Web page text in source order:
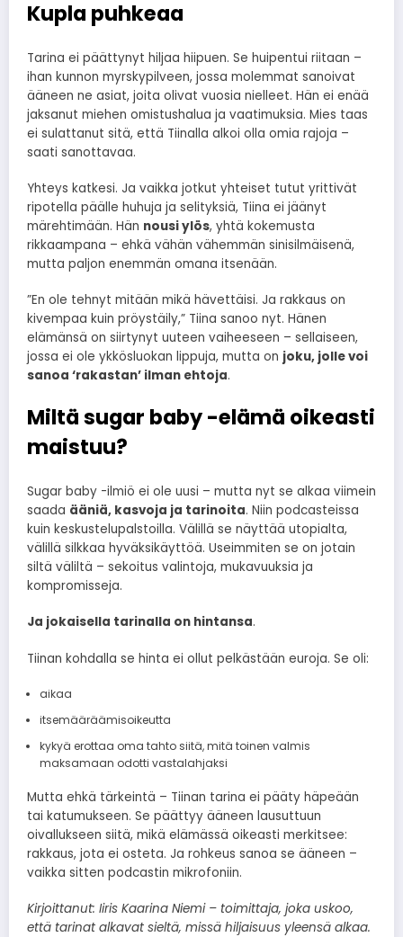
Kupla puhkeaa
Tarina ei päättynyt hiljaa hiipuen. Se huipentui riitaan –
ihan kunnon myrskypilveen, jossa molemmat sanoivat
ääneen ne asiat, joita olivat vuosia nielleet. Hän ei enää
jaksanut miehen omistushalua ja vaatimuksia. Mies taas
ei sulattanut sitä, että Tiinalla alkoi olla omia rajoja –
saati sanottavaa.
Yhteys katkesi. Ja vaikka jotkut yhteiset tutut yrittivät
ripotella päälle huhuja ja selityksiä, Tiina ei jäänyt
märehtimään. Hän nousi ylös, yhtä kokemusta
rikkaampana – ehkä vähän vähemmän sinisilmäisenä,
mutta paljon enemmän omana itsenään.
”En ole tehnyt mitään mikä hävettäisi. Ja rakkaus on
kivempaa kuin pröystäily,” Tiina sanoo nyt. Hänen
elämänsä on siirtynyt uuteen vaiheeseen – sellaiseen,
jossa ei ole ykkösluokan lippuja, mutta on joku, jolle voi
sanoa ‘rakastan’ ilman ehtoja.
Miltä sugar baby -elämä oikeasti
maistuu?
Sugar baby -ilmiö ei ole uusi – mutta nyt se alkaa viimein
saada ääniä, kasvoja ja tarinoita. Niin podcasteissa
kuin keskustelupalstoilla. Välillä se näyttää utopialta,
välillä silkkaa hyväksikäyttöä. Useimmiten se on jotain
siltä väliltä – sekoitus valintoja, mukavuuksia ja
kompromisseja.
Ja jokaisella tarinalla on hintansa.
Tiinan kohdalla se hinta ei ollut pelkästään euroja. Se oli:
aikaa
itsemääräämisoikeutta
kykyä erottaa oma tahto siitä, mitä toinen valmis
maksamaan odotti vastalahjaksi
Mutta ehkä tärkeintä – Tiinan tarina ei pääty häpeään
tai katumukseen. Se päättyy ääneen lausuttuun
oivallukseen siitä, mikä elämässä oikeasti merkitsee:
rakkaus, jota ei osteta. Ja rohkeus sanoa se ääneen –
vaikka sitten podcastin mikrofoniin.
Kirjoittanut: Iiris Kaarina Niemi – toimittaja, joka uskoo,
että tarinat alkavat sieltä, missä hiljaisuus yleensä alkaa.